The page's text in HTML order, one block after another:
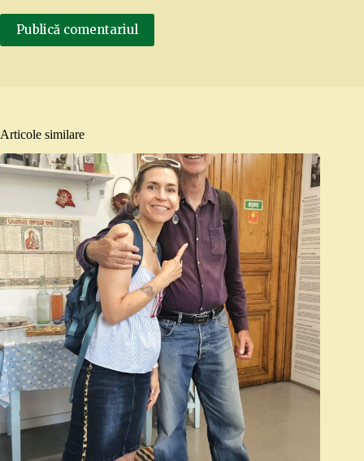
Publică comentariul
Articole similare